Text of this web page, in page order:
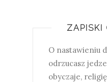
ZAPISKI
O nastawieniu
odrzucasz
obyczaje,